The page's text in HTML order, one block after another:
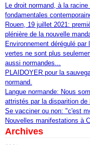
Le droit normand, à la
fondamentales
Rouen, 19 juillet 2021:
plénière de la nouvelle
Environnement dérégulé par
vertes ne sont plus
aussi normandes...
PLAIDOYER pour la
normand.
Langue normande: Nous
attristés par la disparition de
Se vacciner ou non: "c'est
Nouvelles manifestations à
Archives